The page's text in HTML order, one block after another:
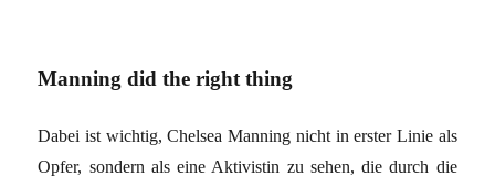
Manning did the right thing
Dabei ist wichtig, Chelsea Manning nicht in erster Linie als
Opfer, sondern als eine Aktivistin zu sehen, die durch die